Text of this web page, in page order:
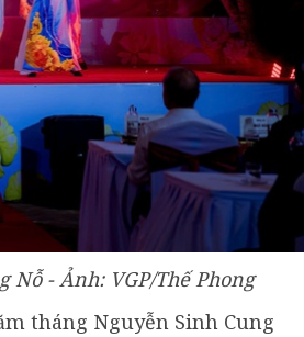
- Ảnh: VGP/Thế Phong
tháng Nguyễn Sinh Cung